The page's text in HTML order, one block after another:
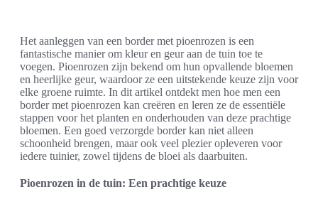
Het aanleggen van een border met pioenrozen is een
fantastische manier om kleur en geur aan de tuin toe te
voegen. Pioenrozen zijn bekend om hun opvallende bloemen
en heerlijke geur, waardoor ze een uitstekende keuze zijn voor
elke groene ruimte. In dit artikel ontdekt men hoe men een
border met pioenrozen kan creëren en leren ze de essentiële
stappen voor het planten en onderhouden van deze prachtige
bloemen. Een goed verzorgde border kan niet alleen
schoonheid brengen, maar ook veel plezier opleveren voor
iedere tuinier, zowel tijdens de bloei als daarbuiten.
Pioenrozen in de tuin: Een prachtige keuze